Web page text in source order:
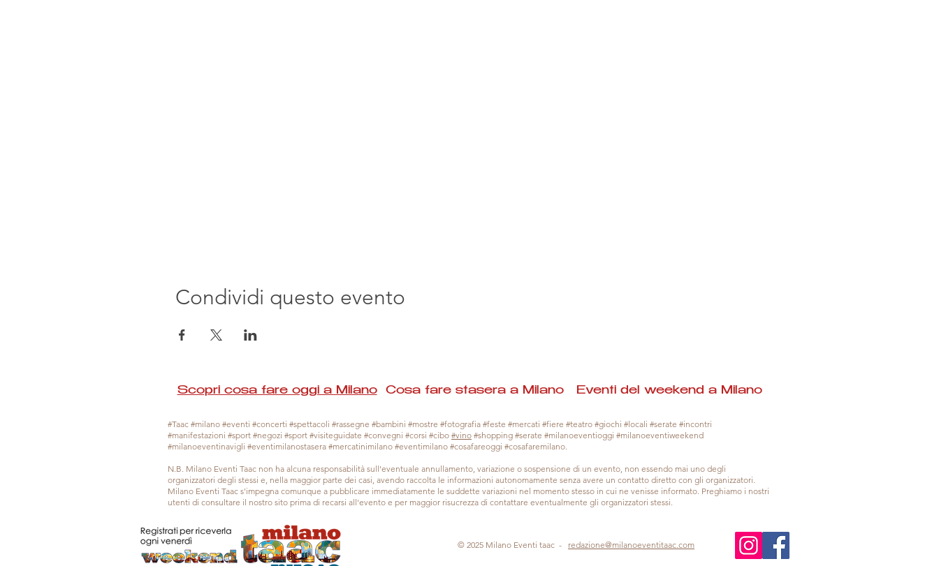
Condividi questo evento
Scopri cosa fare oggi a MilanoCosa fare stasera a Milano Eventi del weekend a Milano
#Taac #milano #eventi #concerti #spettacoli #rassegne #bambini #mostre #fotografia #feste #mercati #fiere #teatro #giochi #locali #serate #incontri
#manifestazioni #sport #negozi #sport #visiteguidate #convegni #corsi #cibo #vino #shopping #serate #milanoeventioggi #milanoeventiweekend
#milanoeventinavigli #eventimilanostasera #mercatinimilano #eventimilano #cosafareoggi #cosafaremilano.
N.B. Milano Eventi Taac non ha alcuna responsabilità sull'eventuale annullamento, variazione o sospensione di un evento, non essendo mai uno degli
organizzatori degli stessi e, nella maggior parte dei casi, avendo raccolta le informazioni autonomamente senza avere un contatto diretto con gli organizzatori.
Milano Eventi Taac s'impegna comunque a pubblicare immediatamente le suddette variazioni nel momento stesso in cui ne venisse informato. Preghiamo i nostri
utenti di consultare il nostro sito prima di recarsi all'evento e per maggior risucrezza di contattare eventualmente gli organizzatori stessi.
© 2025 Milano Eventi taac - redazione@milanoeventitaac.com